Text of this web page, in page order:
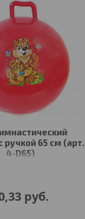
ручкой 65 см (арт.
4-D65)
руб.